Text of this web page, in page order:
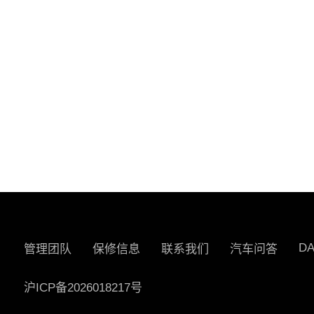
管理团队 保修信息 联系我们 汽车问答
沪ICP备2026018217号